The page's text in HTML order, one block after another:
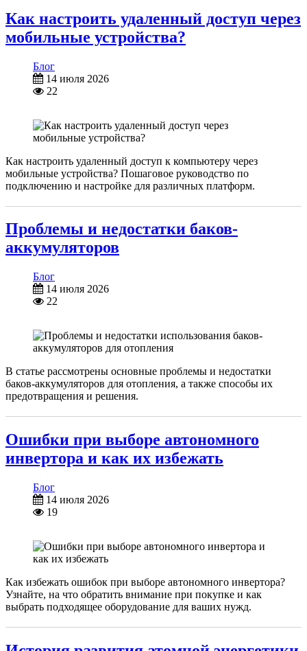
Как настроить удаленный доступ через
мобильные устройства?
Блог
14 июля 2026
22
Как настроить удаленный доступ к компьютеру через
мобильные устройства? Пошаговое руководство по
подключению и настройке для различных платформ.
Проблемы и недостатки баков-
аккумуляторов
Блог
14 июля 2026
22
В статье рассмотрены основные проблемы и недостатки
баков-аккумуляторов для отопления, а также способы их
предотвращения и решения.
Ошибки при выборе автономного
инвертора и как их избежать
Блог
14 июля 2026
19
Как избежать ошибок при выборе автономного инвертора?
Узнайте, на что обратить внимание при покупке и как
выбрать подходящее оборудование для ваших нужд.